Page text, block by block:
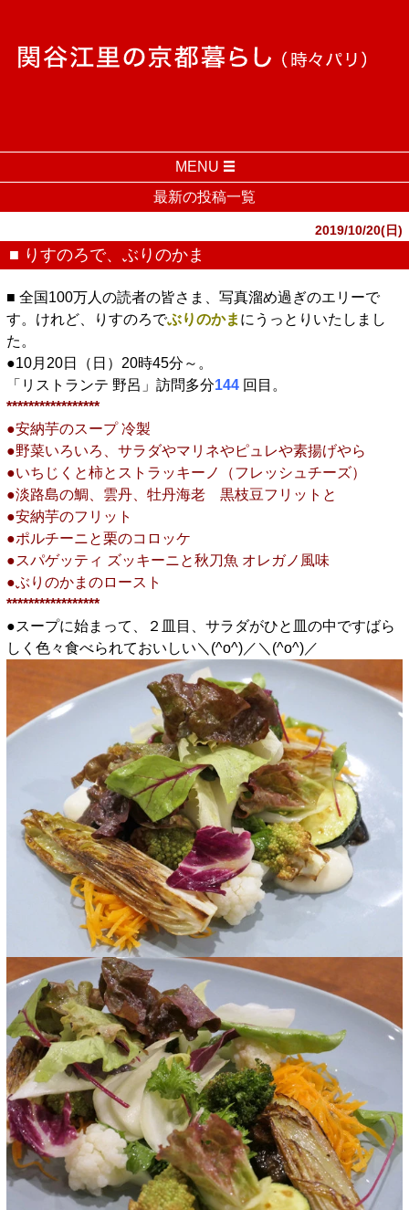
MENU
最新の投稿一覧
2019/10/20(日)
■ りすのろで、ぶりのかま
■ 全国100万人の読者の皆さま、写真溜め過ぎのエリーで
す。けれど、りすのろでぶりのかま にうっとりいたしまし
た。
●10月20日（日）20時45分～。
「リストランテ 野呂」訪問多分144 回目。
*****************
●安納芋のスープ 冷製
●野菜いろいろ、サラダやマリネやピュレや素揚げやら
●いちじくと柿とストラッキーノ（フレッシュチーズ）
●淡路島の鯛、雲丹、牡丹海老 黒枝豆フリットと
●安納芋のフリット
●ポルチーニと栗のコロッケ
●スパゲッティ ズッキーニと秋刀魚 オレガノ風味
●ぶりのかまのロースト
*****************
●スープに始まって、２皿目、サラダがひと皿の中ですばら
しく色々食べられておいしい＼(^o^)／＼(^o^)／